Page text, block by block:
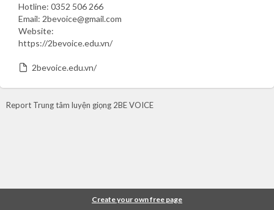
Hotline: 0352 506 266
Email: 2bevoice@gmail.com
Website:
https://2bevoice.edu.vn/
2bevoice.edu.vn/
Report Trung tâm luyện giọng 2BE VOICE
Create your own free page